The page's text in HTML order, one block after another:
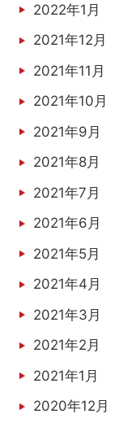
2022年1月
2021年12月
2021年11月
2021年10月
2021年9月
2021年8月
2021年7月
2021年6月
2021年5月
2021年4月
2021年3月
2021年2月
2021年1月
2020年12月